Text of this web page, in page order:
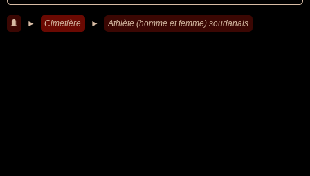
► Cimetière ► Athlète (homme et femme) soudanais